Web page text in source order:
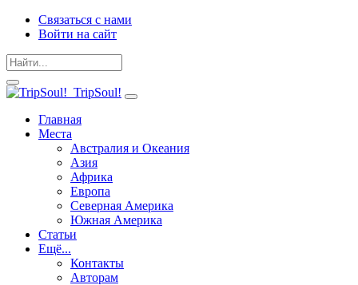
Связаться с нами
Войти на сайт
TripSoul!
Главная
Места
Австралия и Океания
Азия
Африка
Европа
Северная Америка
Южная Америка
Статьи
Ещё...
Контакты
Авторам